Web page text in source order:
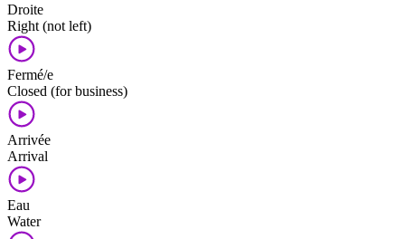
Droite
Right (not left)
Fermé/e
Closed (for business)
Arrivée
Arrival
Eau
Water